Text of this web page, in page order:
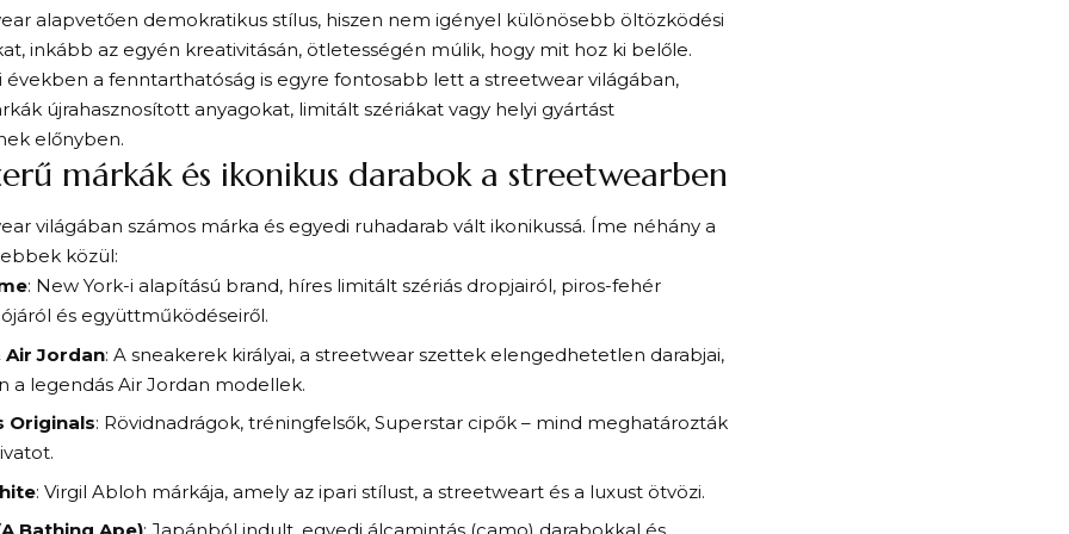
alapvetően demokratikus stílus, hiszen nem igényel különösebb öltözködési
inkább az egyén kreativitásán, ötletességén múlik, hogy mit hoz ki belőle.
években a fenntarthatóság is egyre fontosabb lett a streetwear világában,
újrahasznosított anyagokat, limitált szériákat vagy helyi gyártást
előnyben.
márkák és ikonikus darabok a streetwearben
világában számos márka és egyedi ruhadarab vált ikonikussá. Íme néhány a
közül:
: New York-i alapítású brand, híres limitált szériás dropjairól, piros-fehér
és együttműködéseiről.
Air Jordan: A sneakerek királyai, a streetwear szettek elengedhetetlen darabjai,
a legendás Air Jordan modellek.
Originals: Rövidnadrágok, tréningfelsők, Superstar cipők – mind meghatározták
: Virgil Abloh márkája, amely az ipari stílust, a streetweart és a luxust ötvözi.